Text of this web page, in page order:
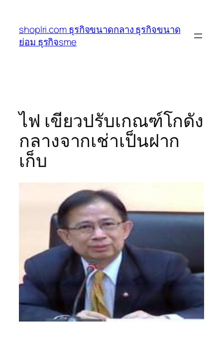
เนื้อหา
shoplri.com ธุรกิจขนาดกลาง ธุรกิจขนาด
ย่อม ธุรกิจsme
ไฟ เขียวปรับเกณฑ์โกดัง
กลางจากเช่าเป็นฝาก
เก็บ